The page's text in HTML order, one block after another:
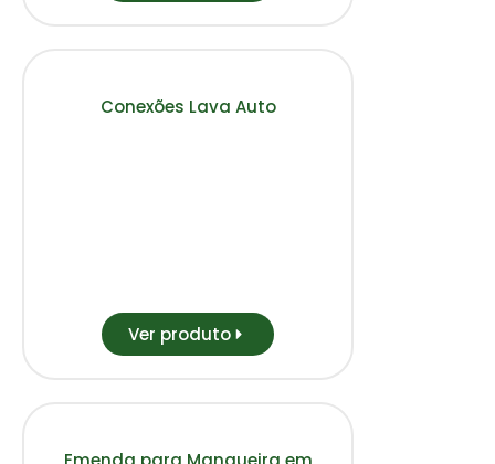
Conexões Lava Auto
Ver produto